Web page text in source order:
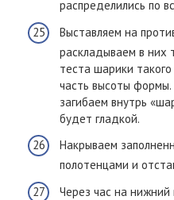
распределились по
Выставляем на
раскладываем в них
теста шарики
часть высоты
загибаем внутрь
будет гладкой.
Накрываем
полотенцами и
Через час на нижний